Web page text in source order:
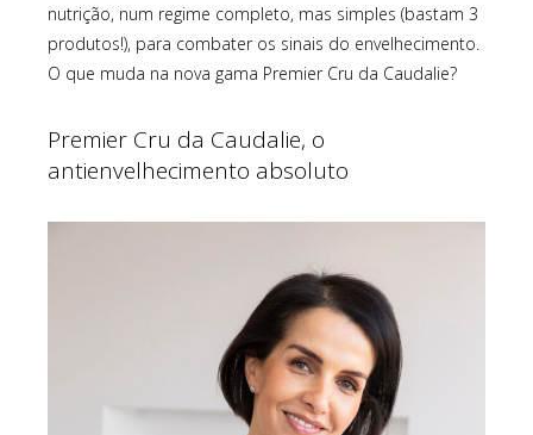
nutrição, num regime completo, mas simples (bastam 3
produtos!), para combater os sinais do envelhecimento.
O que muda na nova gama Premier Cru da Caudalie?
Premier Cru da Caudalie, o
antienvelhecimento absoluto